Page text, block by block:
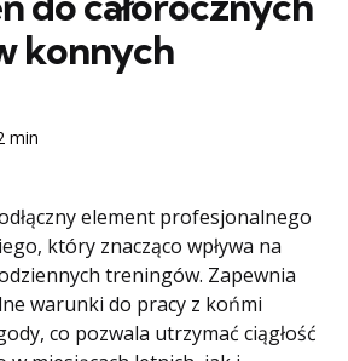
konnych
min
element profesjonalnego
który znacząco wpływa na
treningów. Zapewnia
warunki do pracy z końmi
co pozwala utrzymać ciągłość